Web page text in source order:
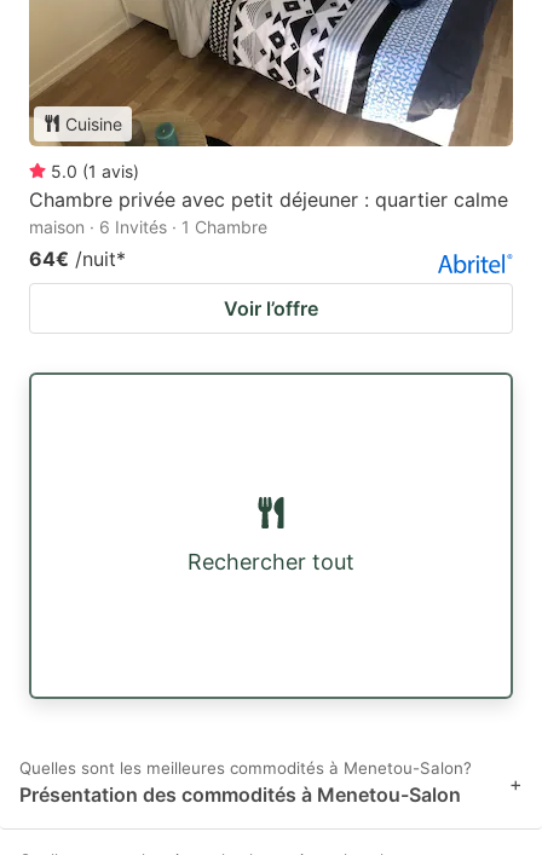
Cuisine
5.0 (1 avis)
Chambre privée avec petit déjeuner : quartier calme
maison · 6 Invités · 1 Chambre
64€ /nuit*
Voir l’offre
Rechercher tout
Quelles sont les meilleures commodités à Menetou-Salon?
Présentation des commodités à Menetou-Salon +